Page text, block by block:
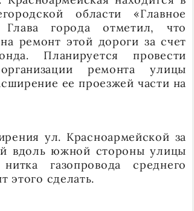
области «Главное
Глава города отметил, что
ремонт этой дороги за счет
Планируется провести
ремонта улицы
ее проезжей части на
ул. Красноармейской за
вдоль южной стороны улицы
газопровода среднего
этого сделать.